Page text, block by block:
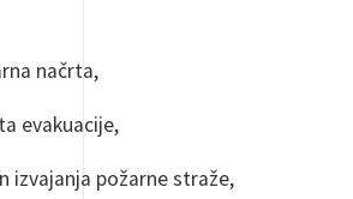
načrta,
evakuacije,
izvajanja požarne straže,